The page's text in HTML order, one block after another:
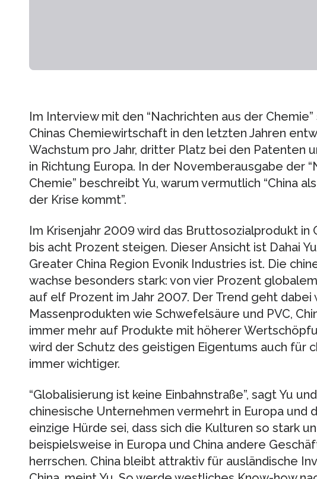
Im Interview mit den “Nachrichten aus der
Chinas Chemiewirtschaft in den letzten Jahren
Wachstum pro Jahr, dritter Platz bei den Patenten
in Richtung Europa. In der Novemberausgabe der
Chemie” beschreibt Yu, warum vermutlich “China
der Krise kommt”.
Im Krisenjahr 2009 wird das Bruttosozialprodukt in
bis acht Prozent steigen. Dieser Ansicht ist Dahai
Greater China Region Evonik Industries ist. Die
wachse besonders stark: von vier Prozent
auf elf Prozent im Jahr 2007. Der Trend geht dabei
Massenprodukten wie Schwefelsäure und PVC,
immer mehr auf Produkte mit höherer
wird der Schutz des geistigen Eigentums auch für
immer wichtiger.
“Globalisierung ist keine Einbahnstraße”, sagt Yu
chinesische Unternehmen vermehrt in Europa und
einzige Hürde sei, dass sich die Kulturen so stark
beispielsweise in Europa und China andere
herrschen. China bleibt attraktiv für ausländische